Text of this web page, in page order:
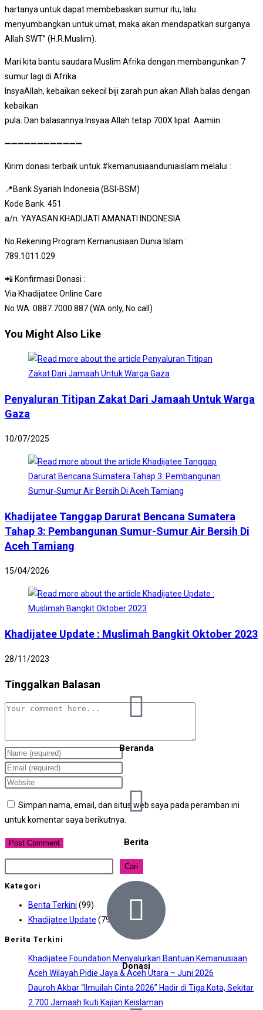
hartanya untuk dapat membebaskan sumur itu, lalu
menyumbangkan untuk umat, maka akan mendapatkan surganya
Allah SWT” (H.R.Muslim).
Mari kita bantu saudara Muslim Afrika dengan membangunkan 7
sumur lagi di Afrika.
InsyaAllah, kebaikan sekecil biji zarah pun akan Allah balas dengan
kebaikan
pula. Dan balasannya Insyaa Allah tetap 700X lipat. Aamiin..
➖➖➖➖➖➖➖➖➖➖➖➖
Kirim donasi terbaik untuk #kemanusiaanduniaislam melalui :
📍Bank Syariah Indonesia (BSI-BSM)
Kode Bank. 451
a/n. YAYASAN KHADIJATI AMANATI INDONESIA
No.Rekening Program Kemanusiaan Dunia Islam :
789.1011.029
📲 Konfirmasi Donasi :
Via Khadijatee Online Care
No WA. 0887.7000.887 (WA only, No call)
You Might Also Like
Penyaluran Titipan Zakat Dari Jamaah Untuk Warga
Gaza
10/07/2025
Khadijatee Tanggap Darurat Bencana Sumatera
Tahap 3: Pembangunan Sumur-Sumur Air Bersih Di
Aceh Tamiang
15/04/2026
Khadijatee Update : Muslimah Bangkit Oktober 2023
28/11/2023
Tinggalkan Balasan
Simpan nama, email, dan situs web saya pada peramban ini
untuk komentar saya berikutnya.
Cari
Kategori
Berita Terkini (99)
Khadijatee Update (79)
Berita Terkini
Khadijatee Foundation Menyalurkan Bantuan Kemanusiaan
Aceh Wilayah Pidie Jaya & Aceh Utara – Juni 2026
Dauroh Akbar “Ilmuilah Cinta 2026” Hadir di Tiga Kota, Sekitar
2.700 Jamaah Ikuti Kajian Keislaman
Beranda
Berita
Donasi